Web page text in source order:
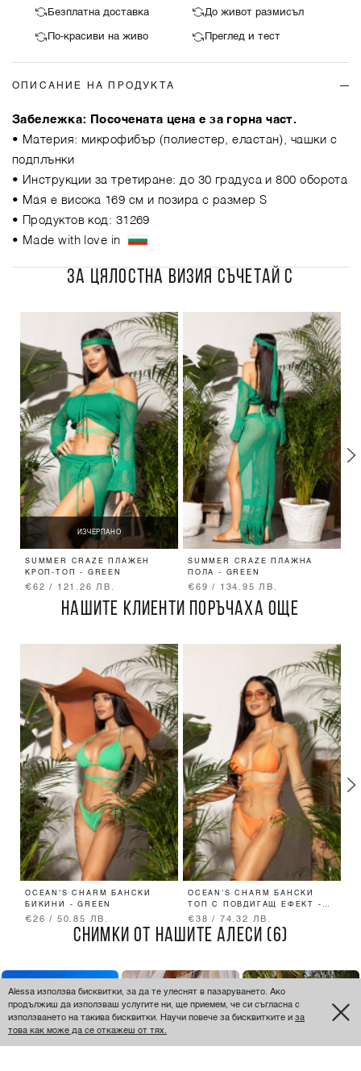
Безплатна доставка До живот размисъл
По-красиви на живо Преглед и тест
ОПИСАНИЕ НА ПРОДУКТА
Забележка: Посочената цена е за горна част.
• Материя: микрофибър (полиестер, еластан), чашки с
подплънки
• Инструкции за третиране: до 30 градуса и 800 оборота
• Мая е висока 169 см и позира с размер S
• Продуктов код: 31269
• Made with love in
ЗА ЦЯЛОСТНА ВИЗИЯ СЪЧЕТАЙ С
ИЗЧЕРПАНО
SUMMER CRAZE ПЛАЖЕН
КРОП-ТОП - GREEN
€62 / 121.26 ЛВ.
SUMMER CRAZE ПЛАЖНА
ПОЛА - GREEN
€69 / 134.95 ЛВ.
НАШИТЕ КЛИЕНТИ ПОРЪЧАХА ОЩЕ
OCEAN'S CHARM БАНСКИ
БИКИНИ - GREEN
€26 / 50.85 ЛВ.
OCEAN'S CHARM БАНСКИ
ТОП С ПОВДИГАЩ ЕФЕКТ -
ORANGE
€38 / 74.32 ЛВ.
СНИМКИ ОТ НАШИТЕ АЛЕСИ (6)
Alessa използва бисквитки, за да те улеснят в пазаруването. Ако
продължиш да използваш услугите ни, ще приемем, че си съгласна с
използването на такива бисквитки. Научи повече за бисквитките и за
това как може да се откажеш от тях.